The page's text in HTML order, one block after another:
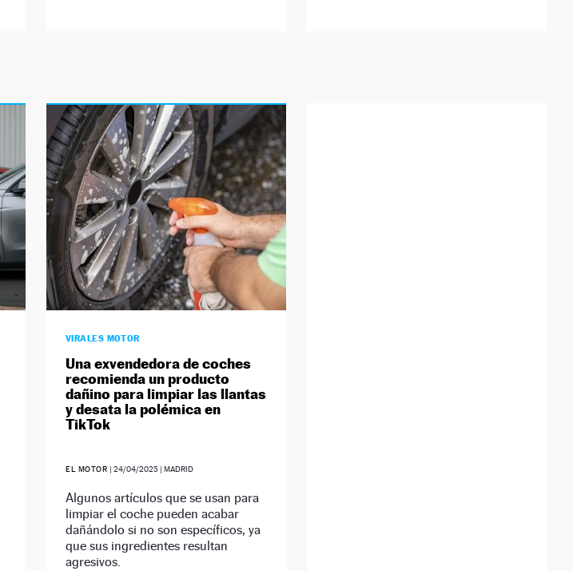
VIRALES MOTOR
Una exvendedora de coches
recomienda un producto
dañino para limpiar las llantas
y desata la polémica en
TikTok
EL MOTOR | 24/04/2025| MADRID
Algunos artículos que se usan para
limpiar el coche pueden acabar
dañándolo si no son específicos, ya
que sus ingredientes resultan
agresivos.